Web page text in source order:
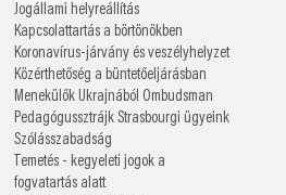
Jogállami helyreállítás
Kapcsolattartás a börtönökben
Koronavírus-járvány és veszélyhelyzet
Közérthetőség a büntetőeljárásban
Menekülők Ukrajnából Ombudsman
Pedagógussztrájk Strasbourgi ügyeink
Szólásszabadság
Temetés - kegyeleti jogok a
fogvatartás alatt